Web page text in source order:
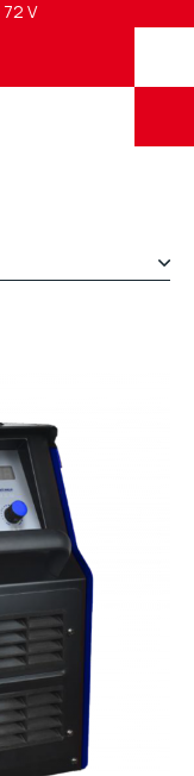
72 V